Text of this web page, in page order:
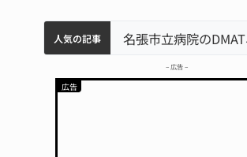
人気の記事
名張市水道料金47％値上げへ 答申案、審議会で大筋まとまる
器物損壊容疑で83歳女逮捕 伊賀署
中学校の陶壁モニュメント 地元建設会社がボランティアで清掃 伊賀
– 広告 –